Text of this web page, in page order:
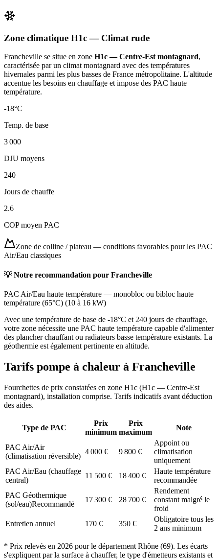
Zone climatique H1c— Climat rude
Francheville se situe en zone H1c — Centre-Est montagnard,
caractérisée par un climat montagnard avec des températures
hivernales parmi les plus basses de France métropolitaine. L'altitude
accentue les besoins en chauffage et impose des PAC haute
température.
-18°C
Temp. de base
3 000
DJU moyens
240
Jours de chauffe
2.6
COP moyen PAC
Zone de colline / plateau — conditions favorables pour les PAC
Air/Eau classiques
💡 Notre recommandation pour Francheville
PAC Air/Eau haute température — monobloc ou bibloc haute
température (65°C) (10 à 16 kW)
Avec une température de base de -18°C et 240 jours de chauffage,
votre zone nécessite une PAC haute température capable d'alimenter
des plancher chauffant ou radiateurs basse température existants. La
géothermie est également pertinente en altitude.
Tarifs pompe à chaleur à Francheville
Fourchettes de prix constatées en zone H1c (H1c — Centre-Est
montagnard), installation comprise. Tarifs indicatifs avant déduction
des aides.
Type de PAC
Prix
minimum
Prix
maximum
Note
PAC Air/Air
(climatisation réversible)
4 000 € 9 800 €
Appoint ou
climatisation
uniquement
PAC Air/Eau (chauffage
central)
11 500 € 18 400 €
Haute température
recommandée
PAC Géothermique
(sol/eau)Recommandé
17 300 € 28 700 €
Rendement
constant malgré le
froid
Entretien annuel
170 € 350 €
Obligatoire tous les
2 ans minimum
* Prix relevés en 2026 pour le département Rhône (69). Les écarts
s'expliquent par la surface à chauffer, le type d'émetteurs existants et